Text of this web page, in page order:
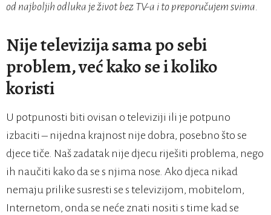
od najboljih odluka je život bez TV-a i to preporučujem svima.
Nije televizija sama po sebi
problem, već kako se i koliko
koristi
U potpunosti biti ovisan o televiziji ili je potpuno
izbaciti – nijedna krajnost nije dobra, posebno što se
djece tiče. Naš zadatak nije djecu riješiti problema, nego
ih naučiti kako da se s njima nose. Ako djeca nikad
nemaju prilike susresti se s televizijom, mobitelom,
Internetom, onda se neće znati nositi s time kad se